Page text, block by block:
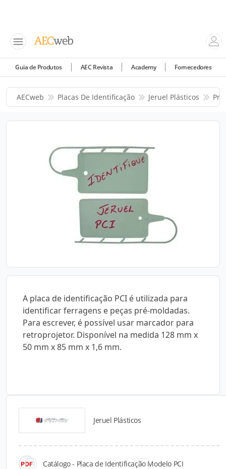
Guia de Produtos AEC Revista Academy Fornecedores
AECweb Placas De Identificação Jeruel Plásticos
A placa de identificação PCI é utilizada para
identificar ferragens e peças pré-moldadas.
Para escrever, é possível usar marcador para
retroprojetor. Disponível na medida 128 mm x
50 mm x 85 mm x 1,6 mm.
Jeruel Plásticos
Catálogo - Placa de Identificação Modelo PCI
Catálogos para Download